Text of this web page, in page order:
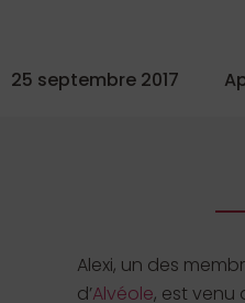
25 septembre 2017
Alexi, un des
d’Alvéole, est venu